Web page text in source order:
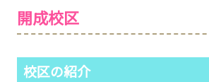
開成校区
校区の紹介